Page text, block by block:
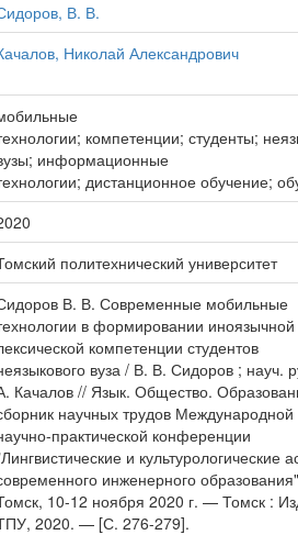
В. В.
Николай Александрович
компетенции; студенты;
информационные
дистанционное обучение;
политехнический университет
В. В. Современные мобильные
в формировании иноязычной
компетенции студентов
вуза / В. В. Сидоров ; науч.
Качалов // Язык. Общество.
научных трудов Международной
практической конференции
и культурологические
инженерного
10-12 ноября 2020 г. — Томск :
2020. — [С. 276-279].